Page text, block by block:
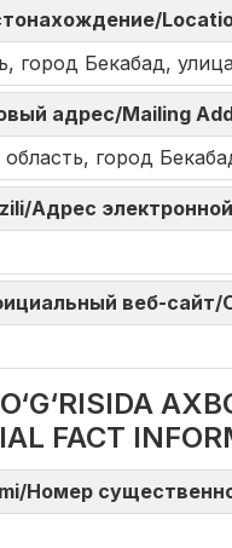
город Бекабад,
адрес/Mailing
область, город
Адрес
веб-сайт/
FACT
Номер